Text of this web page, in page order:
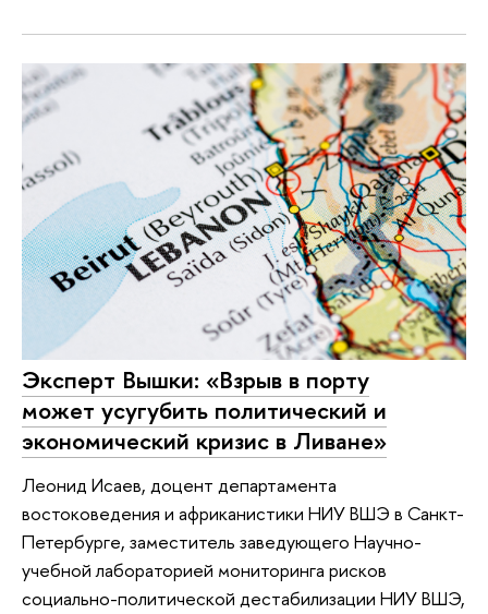
Эксперт Вышки: «Взрыв в порту
может усугубить политический и
экономический кризис в Ливане»
Леонид Исаев, доцент департамента
востоковедения и африканистики НИУ ВШЭ в Санкт-
Петербурге, заместитель заведующего Научно-
учебной лабораторией мониторинга рисков
социально-политической дестабилизации НИУ ВШЭ,